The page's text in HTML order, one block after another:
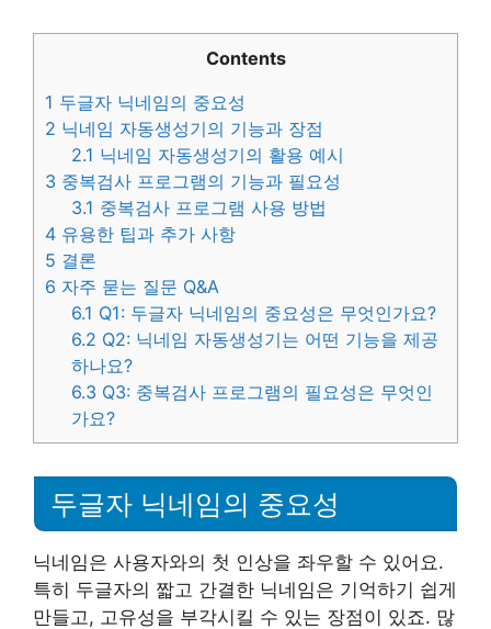
Contents
1 두글자 닉네임의 중요성
2 닉네임 자동생성기의 기능과 장점
2.1 닉네임 자동생성기의 활용 예시
3 중복검사 프로그램의 기능과 필요성
3.1 중복검사 프로그램 사용 방법
4 유용한 팁과 추가 사항
5 결론
6 자주 묻는 질문 Q&A
6.1 Q1: 두글자 닉네임의 중요성은 무엇인가요?
6.2 Q2: 닉네임 자동생성기는 어떤 기능을 제공
하나요?
6.3 Q3: 중복검사 프로그램의 필요성은 무엇인
가요?
두글자 닉네임의 중요성
닉네임은 사용자와의 첫 인상을 좌우할 수 있어요.
특히 두글자의 짧고 간결한 닉네임은 기억하기 쉽게
만들고, 고유성을 부각시킬 수 있는 장점이 있죠. 많